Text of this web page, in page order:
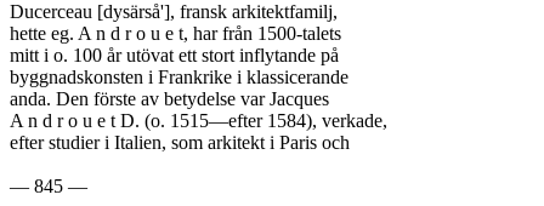
Ducerceau [dysärså'], fransk arkitektfamilj,
hette eg. A n d r o u e t, har från 1500-talets
mitt i o. 100 år utövat ett stort inflytande på
byggnadskonsten i Frankrike i klassicerande
anda. Den förste av betydelse var Jacques
A n d r o u e t D. (o. 1515—efter 1584), verkade,
efter studier i Italien, som arkitekt i Paris och
— 845 —